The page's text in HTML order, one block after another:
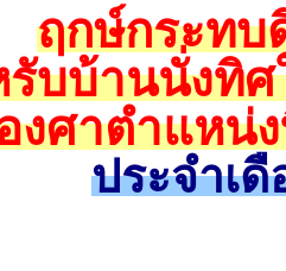
ฤกษ์กระทบ
บบ้านนั่งทิ
งศาตำแหน่ง
ประจำเ